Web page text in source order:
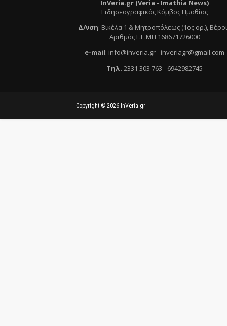
InVeria.gr (Veria - Ιmathia News)
Ειδησεογραφικός Κόμβος Ημαθίας
Δ/νση: Βικέλα 1 & Μητροπόλεως (1ος ορ.),
Αριθμός Γ.Ε.ΜΗ 168671726000
e-mail: info@inveria.gr- inveriagr@gmail.com
Τηλ. 2331 303 763 - 6942982745
Copyright © 2026 InVeria.gr